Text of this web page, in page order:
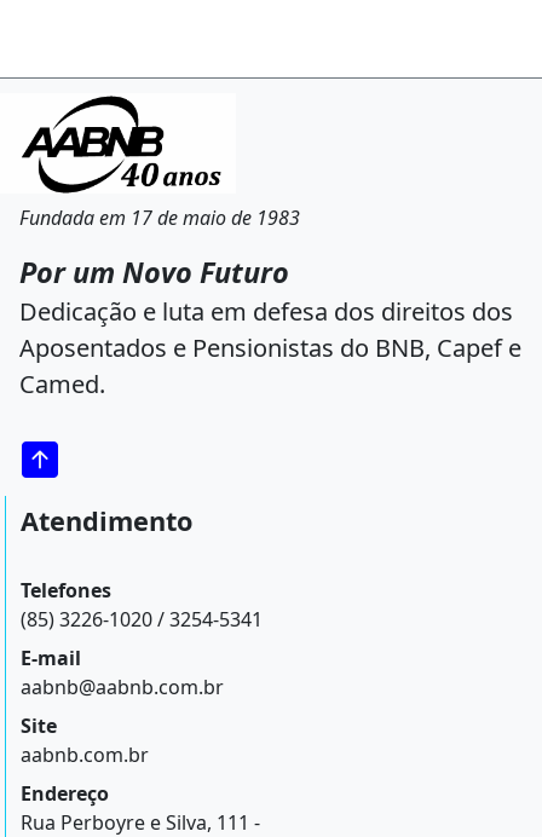
Fundada em 17 de maio de 1983
Por um Novo Futuro
Dedicação e luta em defesa dos direitos dos
Aposentados e Pensionistas do BNB, Capef e
Camed.
Atendimento
Telefones
(85) 3226-1020 / 3254-5341
E-mail
aabnb@aabnb.com.br
Site
aabnb.com.br
Endereço
Rua Perboyre e Silva, 111 -